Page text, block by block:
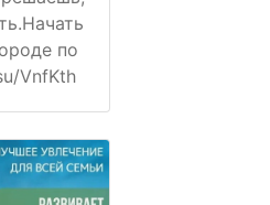
по
VnfKth